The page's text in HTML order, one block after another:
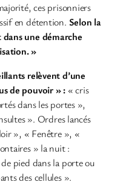
ces prisonniers
en détention. Selon la
dans une démarche
»
relèvent d’une
de pouvoir » : « cris
dans les portes »,
». Ordres lancés
», « Fenêtre », «
» la nuit :
pied dans la porte ou
des cellules ».